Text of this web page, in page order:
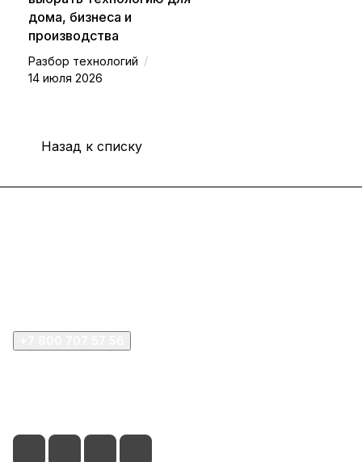
дома, бизнеса и
производства
Разбор технологий /
14 июля 2026
Назад к списку